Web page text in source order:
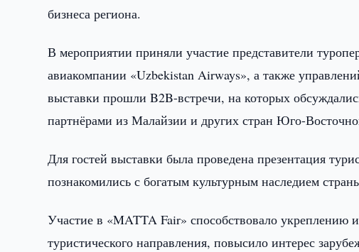
бизнеса региона.
В мероприятии приняли участие представители
авиакомпании «Uzbekistan Airways», а также
выставки прошли B2B-встречи, на которых
партнёрами из Малайзии и других стран Юго-
Для гостей выставки была проведена презентация
познакомились с богатым культурным наследием
Участие в «MATTA Fair» способствовало укреплению
туристического направления, повысило интерес